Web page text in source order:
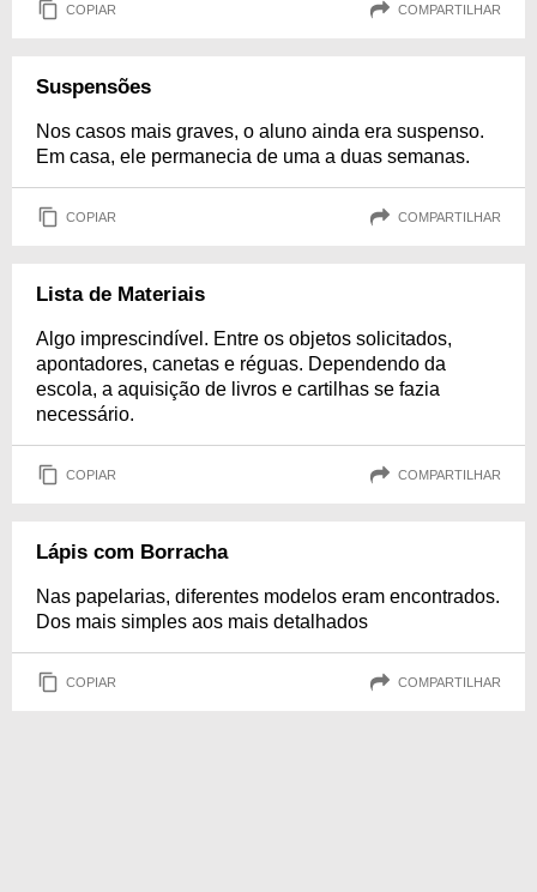
COPIAR COMPARTILHAR
Suspensões
Nos casos mais graves, o aluno ainda era suspenso.
Em casa, ele permanecia de uma a duas semanas.
COPIAR COMPARTILHAR
Lista de Materiais
Algo imprescindível. Entre os objetos solicitados,
apontadores, canetas e réguas. Dependendo da
escola, a aquisição de livros e cartilhas se fazia
necessário.
COPIAR COMPARTILHAR
Lápis com Borracha
Nas papelarias, diferentes modelos eram encontrados.
Dos mais simples aos mais detalhados
COPIAR COMPARTILHAR